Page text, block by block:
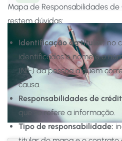
Mapa de Responsabilidades
restem dúvidas:
Identificação do titular: no
identificados o nome e o
(NIF) da pessoa a quem
causa.
Responsabilidades de
que se refere a informação.
Tipo de responsabilidade: